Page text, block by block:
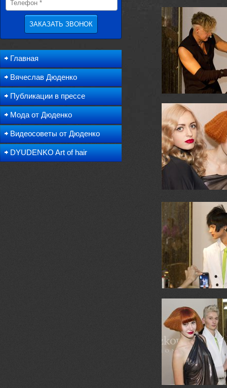
Главная
Вячеслав Дюденко
Публикации в прессе
Мода от Дюденко
Видеосоветы от Дюденко
DYUDENKO Art of hair